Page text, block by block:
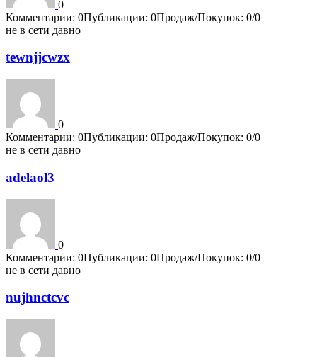
0
Комментарии: 0Публикации: 0Продаж/Покупок: 0/0
не в сети давно
tewnjjcwzx
0
Комментарии: 0Публикации: 0Продаж/Покупок: 0/0
не в сети давно
adelaol3
0
Комментарии: 0Публикации: 0Продаж/Покупок: 0/0
не в сети давно
nujhnctcvc